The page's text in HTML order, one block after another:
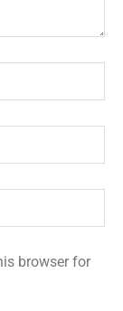
browser for